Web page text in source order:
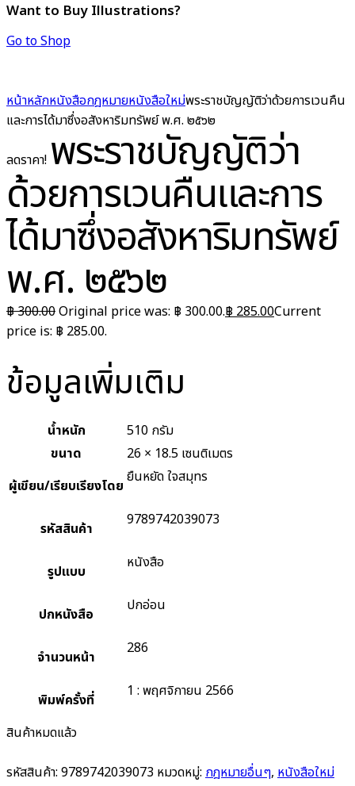
Want to Buy Illustrations?
Go to Shop
หน้าหลักหนังสือกฎหมายหนังสือใหม่พระราชบัญญัติว่าด้วยการเวนคืน
และการได้มาซึ่งอสังหาริมทรัพย์ พ.ศ. ๒๕๖๒
ลดราคา! พระราชบัญญัติว่า
ด้วยการเวนคืนและการ
ได้มาซึ่งอสังหาริมทรัพย์
พ.ศ. ๒๕๖๒
฿300.00Original price was: ฿ 300.00.฿ 285.00Current
price is: ฿ 285.00.
ข้อมูลเพิ่มเติม
น้ำหนัก
510 กรัม
ขนาด
26 × 18.5 เซนติเมตร
ผู้เขียน/เรียบเรียงโดย ยืนหยัด ใจสมุทร
รหัสสินค้า 9789742039073
รูปแบบ หนังสือ
ปกหนังสือ ปกอ่อน
จำนวนหน้า 286
พิมพ์ครั้งที่ 1 : พฤศจิกายน 2566
สินค้าหมดแล้ว
รหัสสินค้า: 9789742039073 หมวดหมู่: กฎหมายอื่นๆ, หนังสือใหม่